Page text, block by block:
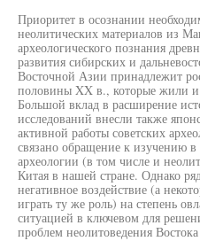
Приоритет в осознании
неолитических материалов из
археологического познания
развития сибирских и
Восточной Азии принадлежит
половины XX в., которые жили
Большой вклад в расширение
исследований внесли также
активной работы советских
связано обращение к изучению
археологии (в том числе и
Китая в нашей стране. Однако
негативное воздействие (а
играть ту же роль) на степень
ситуацией в ключевом для
проблем неолитоведения